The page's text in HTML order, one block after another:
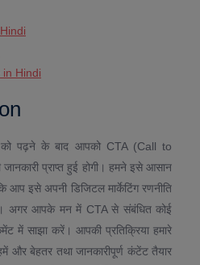
Hindi
पढ़ने के बाद आपको CTA (Call to
प्राप्त हुई होगी। हमने इसे आसान
आप इसे अपनी डिजिटल मार्केटिंग रणनीति
अगर आपके मन में CTA से संबंधित कोई
में साझा करें। आपकी प्रतिक्रिया हमारे
और बेहतर तथा जानकारीपूर्ण कंटेंट तैयार